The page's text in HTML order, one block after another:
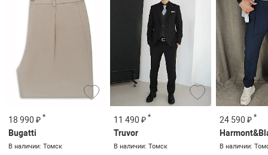
18 990 ₽ *
Bugatti
В наличии: Томск
11 490 ₽ *
Truvor
В наличии: Томск
24 590 ₽ *
В наличии: